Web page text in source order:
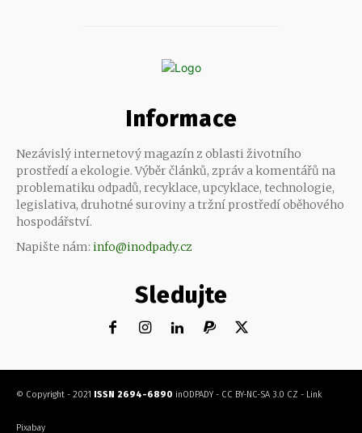
Informace
Nezávislý internetový magazín z oblasti životního
prostředí a ekologie. Výběr článků, zpráv a komentářů na
problematiku odpadů, recyklace, upcyklace, technologie,
legislativa, druhotné suroviny a tržní prostředí oběhového
hospodářství.
Napište nám: info@inodpady.cz
Sledujte
© Copyright - 2021 ISSN 2694-6890 inODPADY - CC BY-NC-SA 3.0 CZ - Link
Pixabay